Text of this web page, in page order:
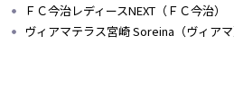
ＦＣ今治レディースNEXT（ＦＣ今治）
ヴィアマテラス宮崎 Soreina（ヴィアマ